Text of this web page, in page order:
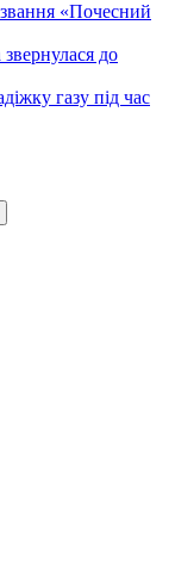
«Почесний
до
газу під час